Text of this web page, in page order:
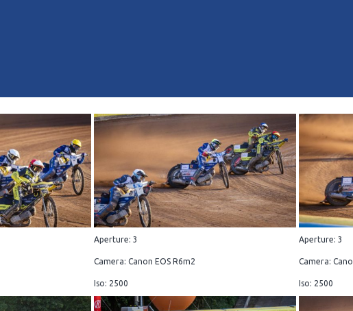
Aperture: 3
Camera: Canon EOS R6m2
Iso: 2500
Aperture: 3
Camera:
Iso: 2500